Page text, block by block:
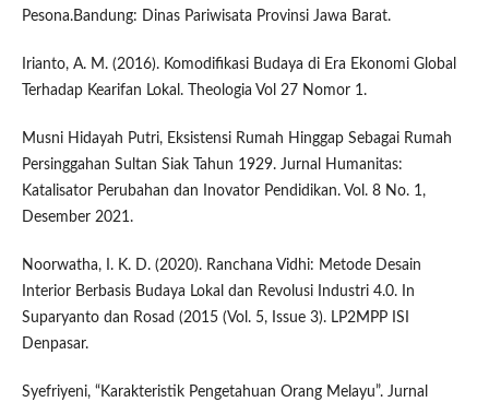
Pesona.Bandung: Dinas Pariwisata Provinsi Jawa Barat.
Irianto, A. M. (2016). Komodifikasi Budaya di Era Ekonomi Global
Terhadap Kearifan Lokal. Theologia Vol 27 Nomor 1.
Musni Hidayah Putri, Eksistensi Rumah Hinggap Sebagai Rumah
Persinggahan Sultan Siak Tahun 1929. Jurnal Humanitas:
Katalisator Perubahan dan Inovator Pendidikan. Vol. 8 No. 1,
Desember 2021.
Noorwatha, I. K. D. (2020). Ranchana Vidhi: Metode Desain
Interior Berbasis Budaya Lokal dan Revolusi Industri 4.0. In
Suparyanto dan Rosad (2015 (Vol. 5, Issue 3). LP2MPP ISI
Denpasar.
Syefriyeni, “Karakteristik Pengetahuan Orang Melayu”. Jurnal